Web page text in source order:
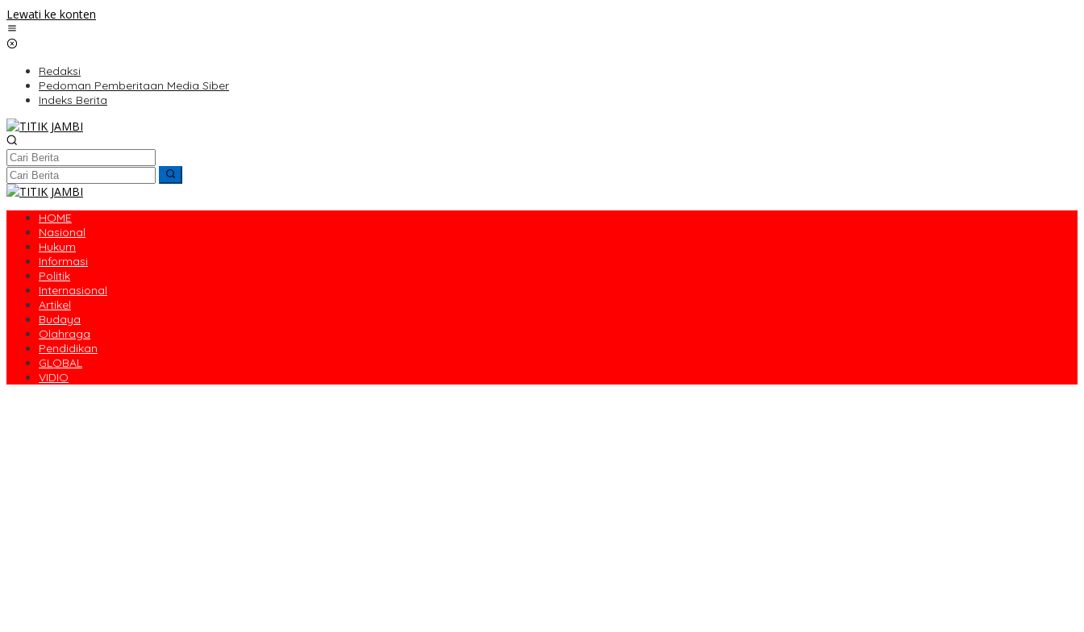
Lewati ke konten
Redaksi
Pedoman Pemberitaan Media Siber
Indeks Berita
HOME
Nasional
Hukum
Informasi
Politik
Internasional
Artikel
Budaya
Olahraga
Pendidikan
GLOBAL
VIDIO